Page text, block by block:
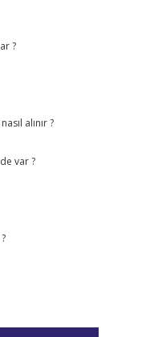
?
alınır ?
var ?